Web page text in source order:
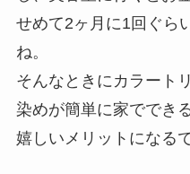
せめて2ヶ月に1回ぐら
ね。
そんなときにカラート
染めが簡単に家ででき
嬉しいメリットになる